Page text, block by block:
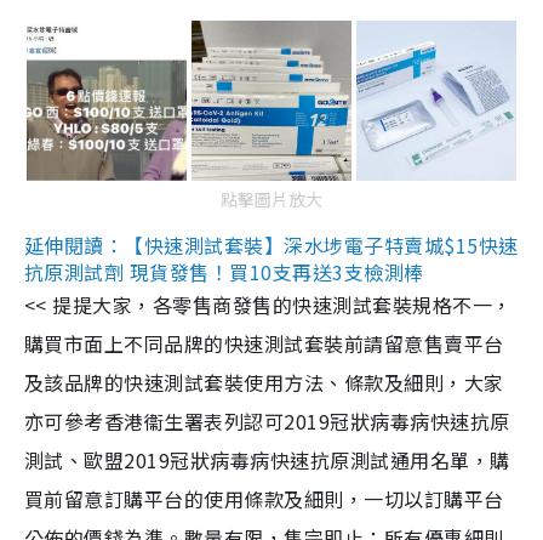
點擊圖片放大
延伸閱讀：【快速測試套裝】深水埗電子特賣城$15快速
抗原測試劑 現貨發售！買10支再送3支檢測棒
<< 提提大家，各零售商發售的快速測試套裝規格不一，
購買市面上不同品牌的快速測試套裝前請留意售賣平台
及該品牌的快速測試套裝使用方法、條款及細則，大家
亦可參考香港衞生署表列認可2019冠狀病毒病快速抗原
測試、歐盟2019冠狀病毒病快速抗原測試通用名單，購
買前留意訂購平台的使用條款及細則，一切以訂購平台